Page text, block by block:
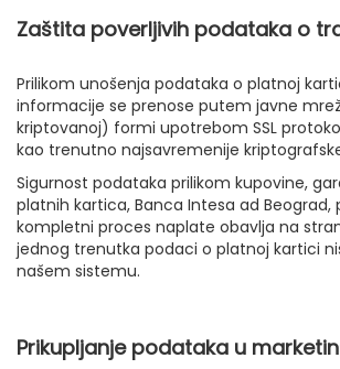
Zaštita poverljivih podataka o
Prilikom unošenja podataka o platnoj
informacije se prenose putem javne
kriptovanoj) formi upotrebom SSL
kao trenutno najsavremenije
Sigurnost podataka prilikom kupovine,
platnih kartica, Banca Intesa ad Beograd,
kompletni proces naplate obavlja na
jednog trenutka podaci o platnoj kartici
našem sistemu.
Prikupljanje podataka u